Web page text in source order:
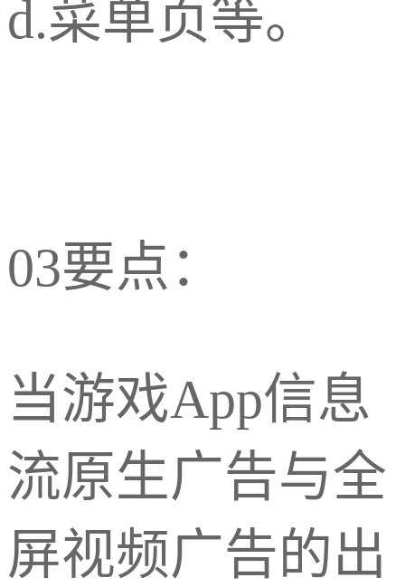
d.菜单页等。
03要点：
当游戏App信息
流原生广告与全
屏视频广告的出